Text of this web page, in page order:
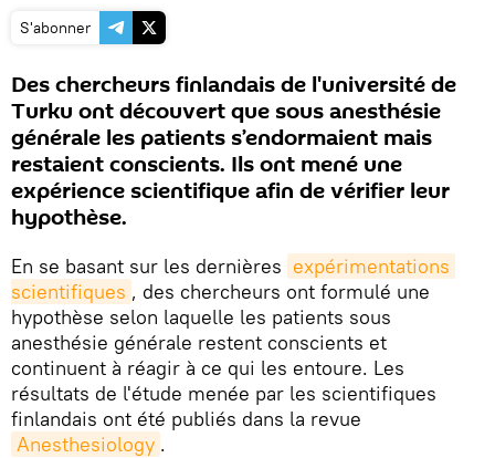
S'abonner
Des chercheurs finlandais de l'université de
Turku ont découvert que sous anesthésie
générale les patients s’endormaient mais
restaient conscients. Ils ont mené une
expérience scientifique afin de vérifier leur
hypothèse.
En se basant sur les dernières expérimentations
scientifiques , des chercheurs ont formulé une
hypothèse selon laquelle les patients sous
anesthésie générale restent conscients et
continuent à réagir à ce qui les entoure. Les
résultats de l'étude menée par les scientifiques
finlandais ont été publiés dans la revue
Anesthesiology .